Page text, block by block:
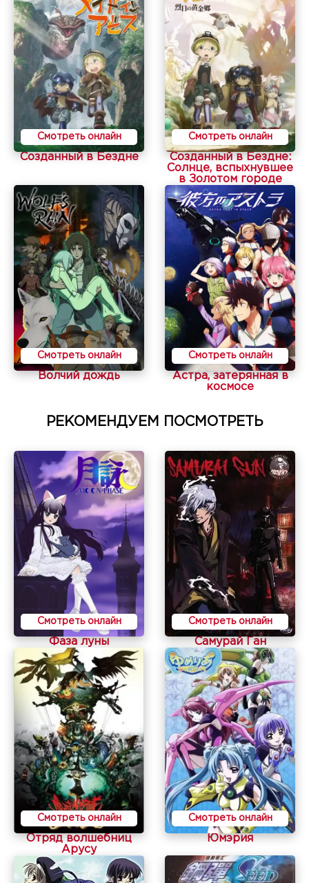
Смотреть онлайн
Созданный в Бездне
Смотреть онлайн
Созданный в Бездне:
Солнце, вспыхнувшее
в Золотом городе
Смотреть онлайн
Волчий дождь
Смотреть онлайн
Астра, затерянная в
космосе
РЕКОМЕНДУЕМ ПОСМОТРЕТЬ
Смотреть онлайн
Фаза луны
Смотреть онлайн
Самурай Ган
Смотреть онлайн
Отряд волшебниц
Арусу
Смотреть онлайн
Юмэрия